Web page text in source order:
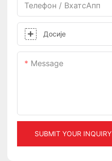
Телефон / ВхатсАпп
Досије
Message
SUBMIT YOUR INQUIRY